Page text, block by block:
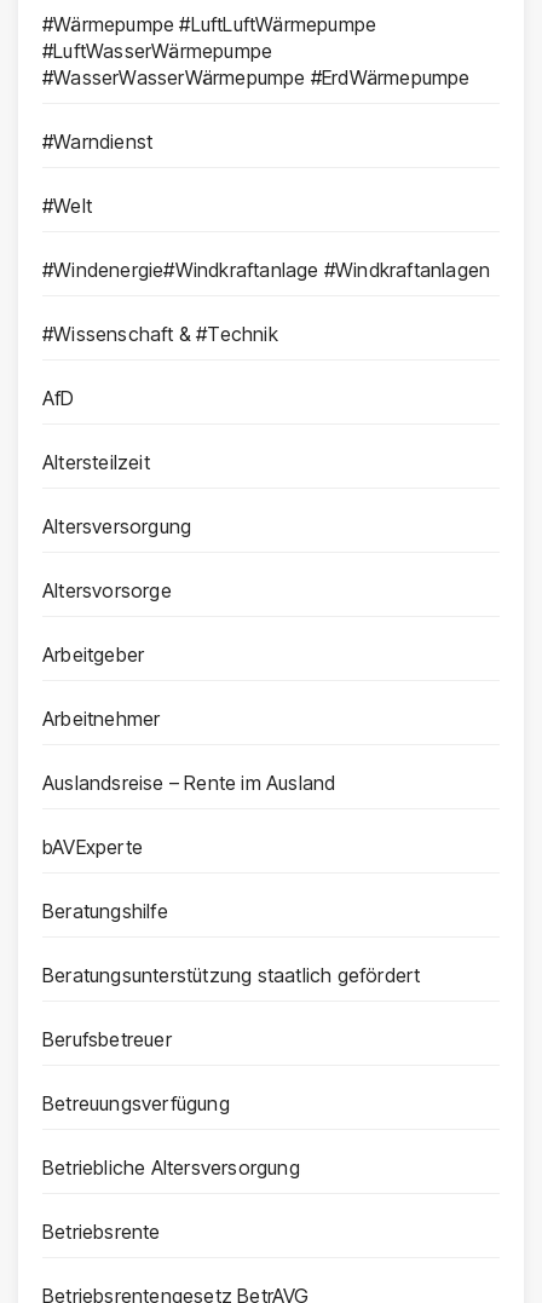
#Wärmepumpe #LuftLuftWärmepumpe
#LuftWasserWärmepumpe
#WasserWasserWärmepumpe #ErdWärmepumpe
#Warndienst
#Welt
#Windenergie#Windkraftanlage #Windkraftanlagen
#Wissenschaft & #Technik
AfD
Altersteilzeit
Altersversorgung
Altersvorsorge
Arbeitgeber
Arbeitnehmer
Auslandsreise – Rente im Ausland
bAVExperte
Beratungshilfe
Beratungsunterstützung staatlich gefördert
Berufsbetreuer
Betreuungsverfügung
Betriebliche Altersversorgung
Betriebsrente
Betriebsrentengesetz BetrAVG